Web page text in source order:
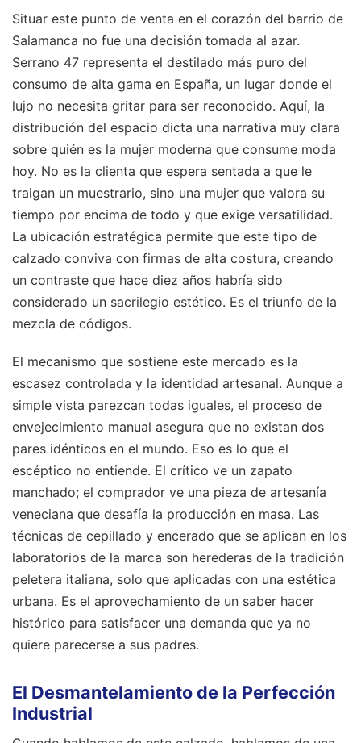
Situar este punto de venta en el corazón del barrio de
Salamanca no fue una decisión tomada al azar.
Serrano 47 representa el destilado más puro del
consumo de alta gama en España, un lugar donde el
lujo no necesita gritar para ser reconocido. Aquí, la
distribución del espacio dicta una narrativa muy clara
sobre quién es la mujer moderna que consume moda
hoy. No es la clienta que espera sentada a que le
traigan un muestrario, sino una mujer que valora su
tiempo por encima de todo y que exige versatilidad.
La ubicación estratégica permite que este tipo de
calzado conviva con firmas de alta costura, creando
un contraste que hace diez años habría sido
considerado un sacrilegio estético. Es el triunfo de la
mezcla de códigos.
El mecanismo que sostiene este mercado es la
escasez controlada y la identidad artesanal. Aunque a
simple vista parezcan todas iguales, el proceso de
envejecimiento manual asegura que no existan dos
pares idénticos en el mundo. Eso es lo que el
escéptico no entiende. El crítico ve un zapato
manchado; el comprador ve una pieza de artesanía
veneciana que desafía la producción en masa. Las
técnicas de cepillado y encerado que se aplican en los
laboratorios de la marca son herederas de la tradición
peletera italiana, solo que aplicadas con una estética
urbana. Es el aprovechamiento de un saber hacer
histórico para satisfacer una demanda que ya no
quiere parecerse a sus padres.
El Desmantelamiento de la Perfección
Industrial